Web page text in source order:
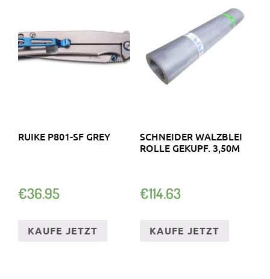
RUIKE P801-SF GREY
€36.95
KAUFE JETZT
SCHNEIDER WALZBLEI
ROLLE GEKUPF. 3,50M
€114.63
KAUFE JETZT